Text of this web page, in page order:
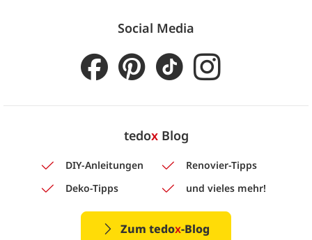
Social Media
tedoxBlog
DIY-Anleitungen
Renovier-Tipps
Deko-Tipps
und vieles mehr!
Zum tedox-Blog